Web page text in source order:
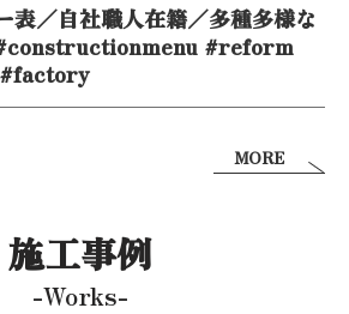
表／自社職人在籍／多種多様な
#reform
MORE
施工事例
-Works-